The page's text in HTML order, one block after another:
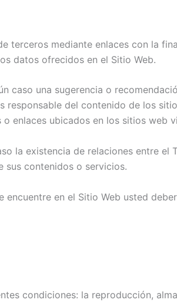
terceros mediante enlaces con la
datos ofrecidos en el Sitio Web.
caso una sugerencia o
del contenido de los
enlaces ubicados en los sitios web
la existencia de relaciones entre
contenidos o servicios.
encuentre en el Sitio Web usted
condiciones: la reproducción,